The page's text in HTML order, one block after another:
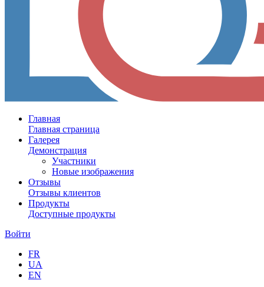
Главная
Главная страница
Галерея
Демонстрация
Участники
Новые изображения
Отзывы
Отзывы клиентов
Продукты
Доступные продукты
Войти
FR
UA
EN